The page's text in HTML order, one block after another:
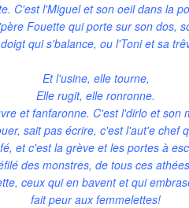
C'est l'Miguel et son oeil dans la
Fouette qui porte sur son dos,
qui s'balance, ou l'Toni et sa
Et l'usine, elle tourne,
Elle rugit, elle ronronne.
et fanfaronne. C'est l'dirlo et son
sait pas écrire, c'est l'aut'e chef
et c'est la grève et les portes à
des monstres, de tous ces
ceux qui en bavent et qui
fait peur aux femmelettes!